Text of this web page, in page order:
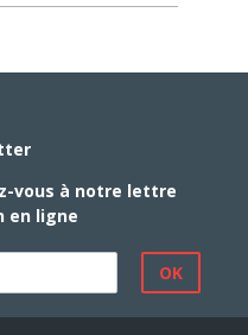
vous à notre lettre
en ligne